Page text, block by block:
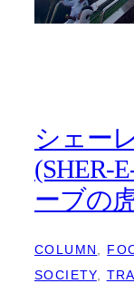
シェー
(SHER-
ーブの
COLUMN,
SOCIETY,